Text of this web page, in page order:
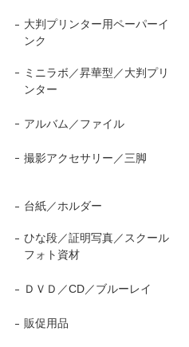
大判プリンター用ペーパーイ
ンク
ミニラボ／昇華型／大判プリ
ンター
アルバム／ファイル
撮影アクセサリー／三脚
台紙／ホルダー
ひな段／証明写真／スクール
フォト資材
ＤＶＤ／CD／ブルーレイ
販促用品